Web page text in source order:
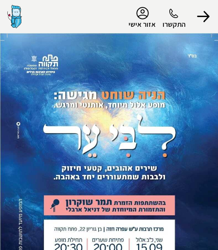
התקשרו אזור אישי
הפרופיל שלי
התנתק